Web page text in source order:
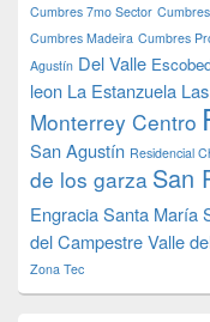
Cumbres 7mo Sector
Cumbres Madeira Cumbres
Agustín Del Valle
leon La Estanzuela
Monterrey Centro
San Agustín Residencial
de los garza San
EngraciaSanta María
del CampestreValle
Zona Tec